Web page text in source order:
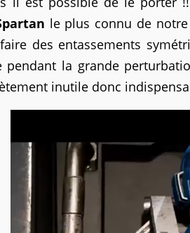
le plus connu de
des entassements
pendant la grande
inutile donc